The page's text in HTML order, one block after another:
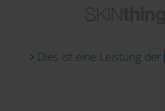
Dies ist eine Leistung der